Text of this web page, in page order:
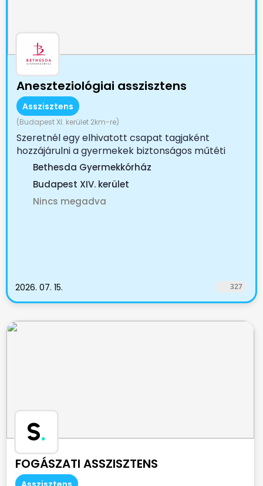
Aneszteziológiai asszisztens
Asszisztens
(Budapest XI. kerület 2km-re)
Szeretnél egy elhivatott csapat tagjaként
hozzájárulni a gyermekek biztonságos műtéti
ellátásához? A...
Bethesda Gyermekkórház
Budapest XIV. kerület
Nincs megadva
2026. 07. 15. 327
S.
FOGÁSZATI ASSZISZTENS